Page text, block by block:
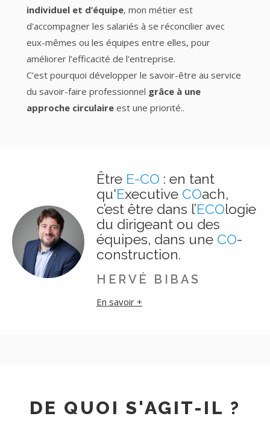
individuel et d’équipe, mon métier est
d'accompagner les salariés à se réconcilier avec
eux-mêmes ou les équipes entre elles, pour
améliorer l’efficacité de l’entreprise.
C’est pourquoi développer le savoir-être au service
du savoir-faire professionnel grâce à une
approche circulaire est une priorité..
Être E-CO : en tant
qu'Executive COach,
c’est être dans l’ECOlogie
du dirigeant ou des
équipes, dans une CO-
construction.
HERVÉ BIBAS
En savoir +
DE QUOI S'AGIT-IL ?